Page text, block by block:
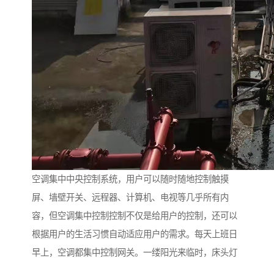
空调集中中央控制系统，用户可以随时随地控制触摸
屏、墙壁开关、远程器、计算机、电视等几乎所有内
容，但空调集中控制控制不仅是给用户的控制，还可以
根据用户的生活习惯自动适应用户的需求。每天上班日
早上，空调都集中控制网关。一缕阳光来临时，床头灯